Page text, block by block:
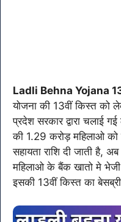
Ladli Behna Yojana
योजना की 13वीं किस्त
प्रदेश सरकार द्वारा चलाई
की 1.29 करोड़ महिलाओ
सहायता राशि दी जाती है,
महिलाओ के बैंक खातो मे
इसकी 13वीं किस्त का